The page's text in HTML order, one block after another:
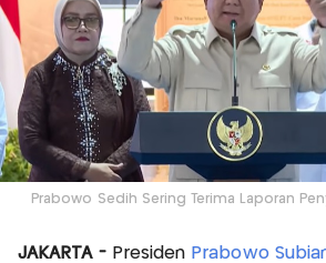
Prabowo Sedih Sering Terima Laporan
JAKARTA -Presiden Prabowo